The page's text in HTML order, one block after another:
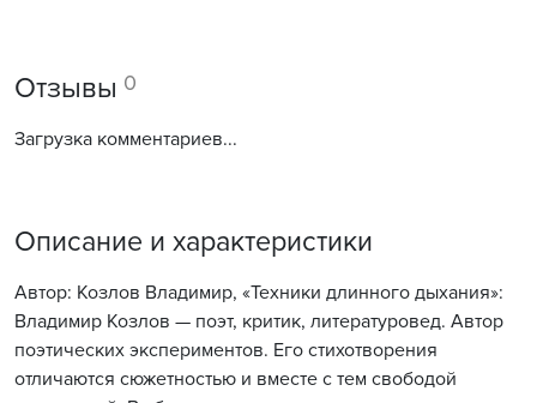
Отзывы 0
Загрузка комментариев...
Описание и характеристики
Автор: Козлов Владимир, «Техники длинного дыхания»:
Владимир Козлов — поэт, критик, литературовед. Автор
поэтических экспериментов. Его стихотворения
отличаются сюжетностью и вместе с тем свободой